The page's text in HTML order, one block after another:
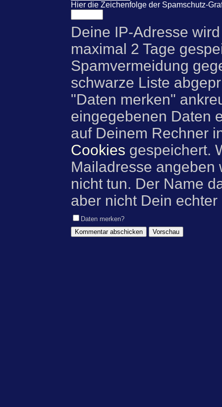
Hier die Zeichenfolge der Spamschutz-
Deine IP-Adresse
maximal 2 Tage
Spamvermeidung
schwarze Liste
"Daten merken"
eingegebenen Daten
auf Deinem Rechner
Cookies gespeichert.
Mailadresse angeben
nicht tun. Der Name
aber nicht Dein
Daten merken?